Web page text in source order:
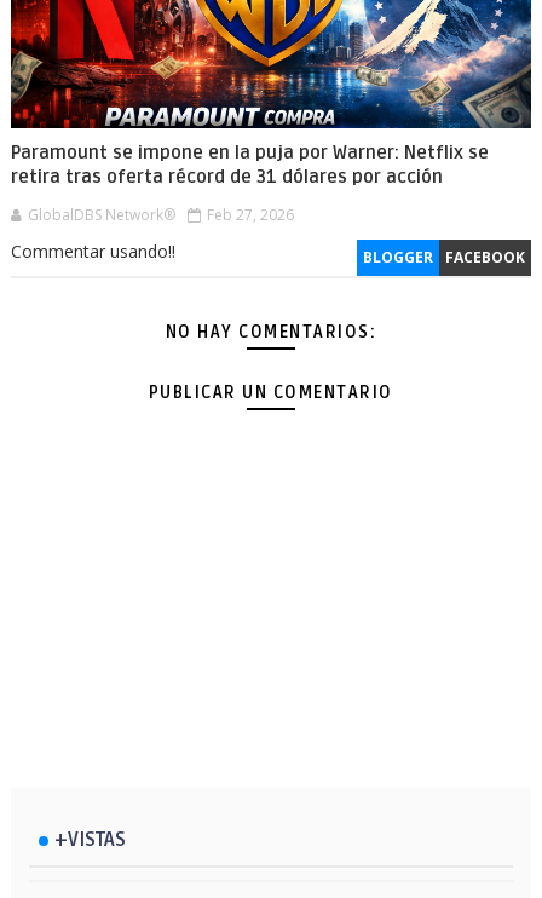
Paramount se impone en la puja por Warner: Netflix se
retira tras oferta récord de 31 dólares por acción
GlobalDBS Network® Feb 27, 2026
BLOGGER FACEBOOK
Commentar usando!!
NO HAY COMENTARIOS:
PUBLICAR UN COMENTARIO
+VISTAS